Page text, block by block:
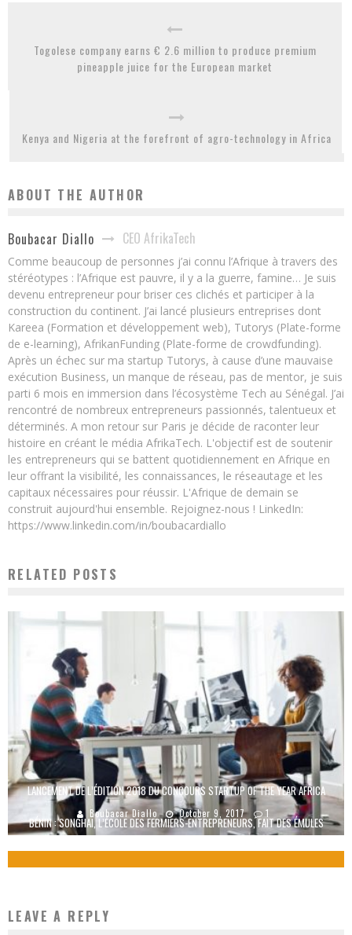
Togolese company earns € 2.6 million to produce premium
pineapple juice for the European market
Kenya and Nigeria at the forefront of agro-technology in Africa
ABOUT THE AUTHOR
Boubacar Diallo CEO AfrikaTech
Comme beaucoup de personnes j’ai connu l’Afrique à travers des
stéréotypes : l’Afrique est pauvre, il y a la guerre, famine… Je suis
devenu entrepreneur pour briser ces clichés et participer à la
construction du continent. J’ai lancé plusieurs entreprises dont
Kareea (Formation et développement web), Tutorys (Plate-forme
de e-learning), AfrikanFunding (Plate-forme de crowdfunding).
Après un échec sur ma startup Tutorys, à cause d’une mauvaise
exécution Business, un manque de réseau, pas de mentor, je suis
parti 6 mois en immersion dans l’écosystème Tech au Sénégal. J’ai
rencontré de nombreux entrepreneurs passionnés, talentueux et
déterminés. A mon retour sur Paris je décide de raconter leur
histoire en créant le média AfrikaTech. L'objectif est de soutenir
les entrepreneurs qui se battent quotidiennement en Afrique en
leur offrant la visibilité, les connaissances, le réseautage et les
capitaux nécessaires pour réussir. L'Afrique de demain se
construit aujourd'hui ensemble. Rejoignez-nous ! LinkedIn:
https://www.linkedin.com/in/boubacardiallo
RELATED POSTS
LANCEMENT DE L’ÉDITION 2018 DU CONCOURS STARTUP OF THE YEAR AFRICA
Boubacar Diallo October 9, 2017 1
BÉNIN : SONGHAÏ, L’ÉCOLE DES FERMIERS-ENTREPRENEURS, FAIT DES ÉMULES
LEAVE A REPLY